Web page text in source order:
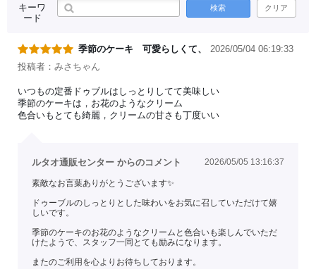
キーワ
ード
検索 クリア
季節のケーキ 可愛らしくて、
2026/05/04 06:19:33
投稿者：みさちゃん
いつもの定番ドゥブルはしっとりしてて美味しい
季節のケーキは，お花のようなクリーム
色合いもとても綺麗，クリームの甘さも丁度いい
ルタオ通販センター からのコメント 2026/05/05 13:16:37
素敵なお言葉ありがとうございます✨
ドゥーブルのしっとりとした味わいをお気に召していただけて嬉
しいです。
季節のケーキのお花のようなクリームと色合いも楽しんでいただ
けたようで、スタッフ一同とても励みになります。
またのご利用を心よりお待ちしております。